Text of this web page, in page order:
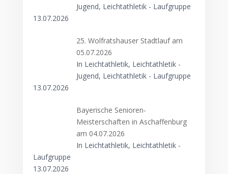
Jugend, Leichtathletik - Laufgruppe
13.07.2026
25. Wolfratshauser Stadtlauf am
05.07.2026
In Leichtathletik, Leichtathletik -
Jugend, Leichtathletik - Laufgruppe
13.07.2026
Bayerische Senioren-
Meisterschaften in Aschaffenburg
am 04.07.2026
In Leichtathletik, Leichtathletik -
Laufgruppe
13.07.2026